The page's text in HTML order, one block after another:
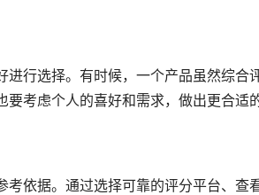
行选择。有时候，一个产品虽然综合
考虑个人的喜好和需求，做出更合适
依据。通过选择可靠的评分平台、查